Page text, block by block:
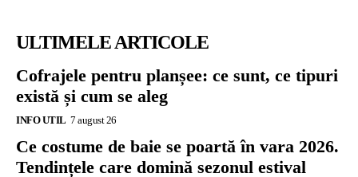
ULTIMELE ARTICOLE
Cofrajele pentru planșee: ce sunt, ce tipuri
există și cum se aleg
INFO UTIL 7 august 26
Ce costume de baie se poartă în vara 2026.
Tendințele care domină sezonul estival